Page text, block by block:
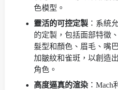
色模型。
靈活的可控定製 ：系統
的定製，包括面部特徵
髮型和顏色、眉毛、嘴
加皺紋和雀斑，以創造
角色。
高度逼真的渲染 ：